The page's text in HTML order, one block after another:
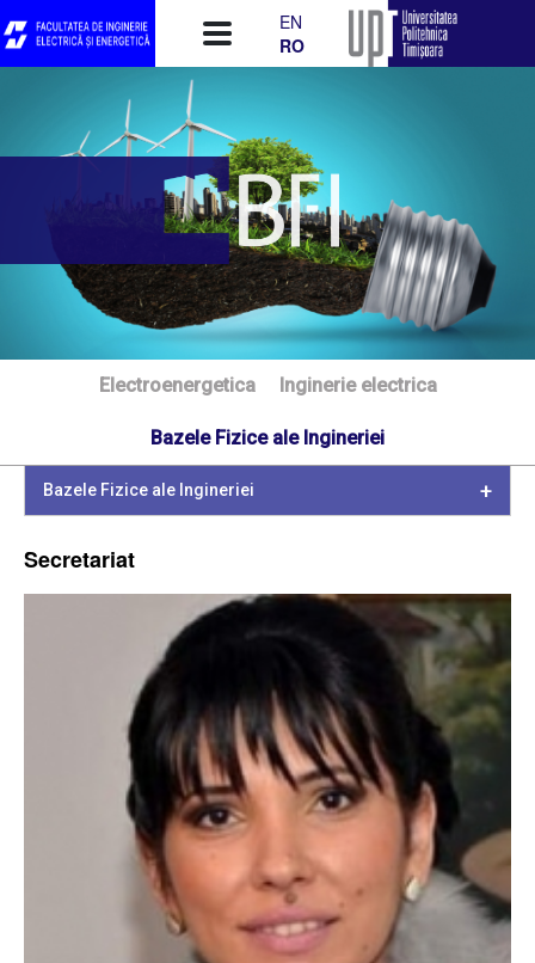
EN
RO
Electroenergetica Inginerie electrica
Bazele Fizice ale Ingineriei
Bazele Fizice ale Ingineriei
Secretariat